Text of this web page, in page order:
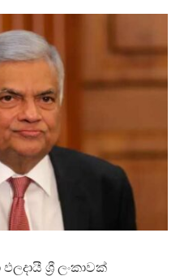
ශ්‍රී ලංකාවක්